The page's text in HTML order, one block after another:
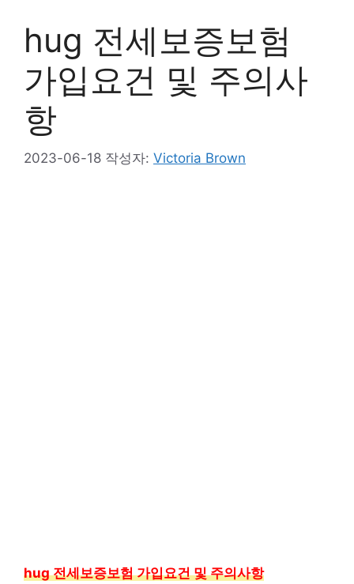
hug 전세보증보험
가입요건 및 주의사
항
2023-06-18 작성자: Victoria Brown
hug 전세보증보험 가입요건 및 주의사항